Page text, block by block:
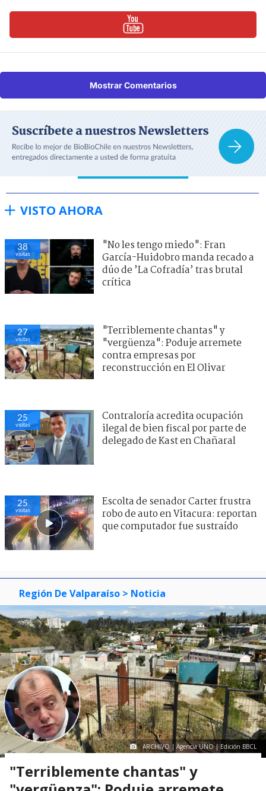
Mostrar Comentarios
VISTO AHORA
38
visitas
"No les tengo miedo": Fran
García-Huidobro manda recado a
dúo de ’La Cofradía’ tras brutal
crítica
27
visitas
"Terriblemente chantas" y
"vergüenza": Poduje arremete
contra empresas por
reconstrucción en El Olivar
25
visitas
Contraloría acredita ocupación
ilegal de bien fiscal por parte de
delegado de Kast en Chañaral
25
visitas
Escolta de senador Carter frustra
robo de auto en Vitacura: reportan
que computador fue sustraído
Región De Valparaíso > Noticia
ARCHIVO | Agencia UNO | Edición BBCL
"Terriblemente chantas" y